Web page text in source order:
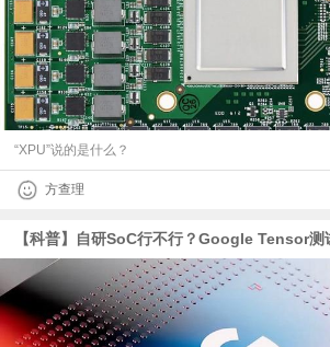
“XPU”说的是什么？
方查理